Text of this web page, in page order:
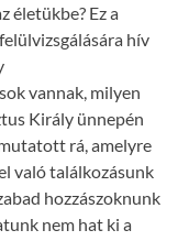
életükbe? Ez a
hív
vannak, milyen
Király ünnepén
rá, amelyre
való találkozásunk
hozzászoknunk
nem hat ki a